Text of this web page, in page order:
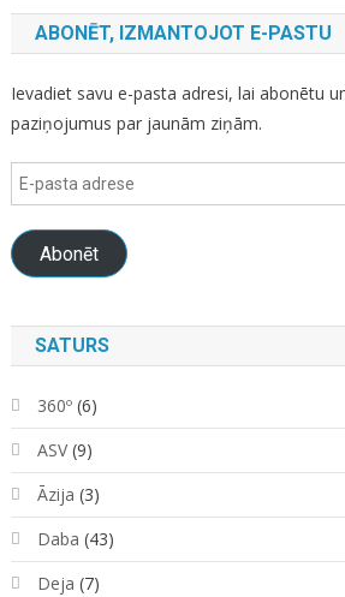
ABONĒT, IZMANTOJOT E-PASTU
Ievadiet savu e-pasta adresi, lai abonētu
paziņojumus par jaunām ziņām.
E-
pasta
adrese
Abonēt
SATURS
360º(6)
ASV(9)
Āzija (3)
Daba (43)
Deja (7)